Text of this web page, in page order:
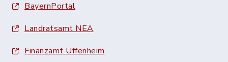
BayernPortal
Landratsamt NEA
Finanzamt Uffenheim